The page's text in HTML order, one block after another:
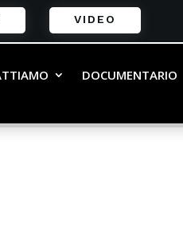
VIDEO
DOCUMENTARIO